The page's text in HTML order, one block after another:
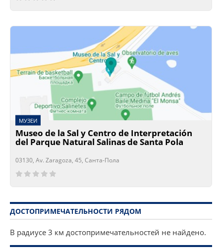
МУЗЕИ
Museo de la Sal y Centro de Interpretación
del Parque Natural Salinas de Santa Pola
03130, Av. Zaragoza, 45, Санта-Пола
Сейчас открыто!
Сейчас закрыто!
ДОСТОПРИМЕЧАТЕЛЬНОСТИ РЯДОМ
В радиусе 3 км достопримечательностей не найдено.